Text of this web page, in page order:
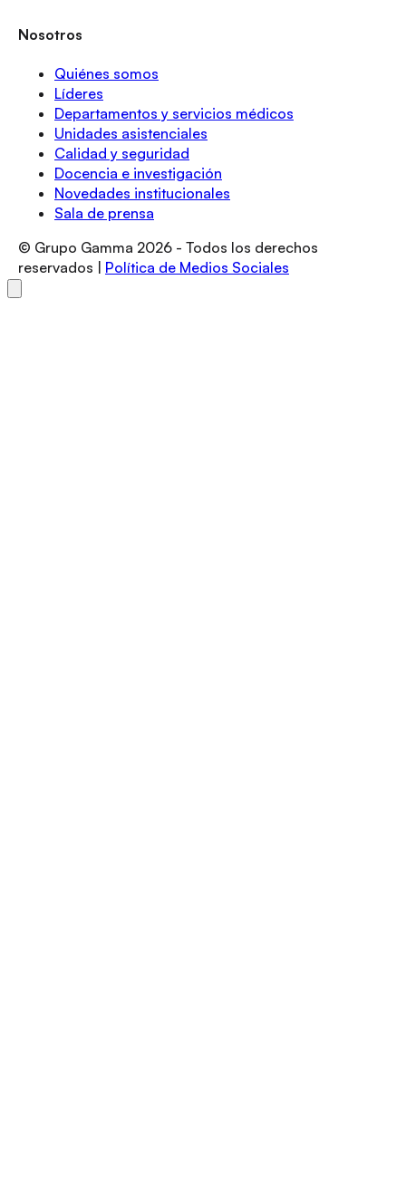
Nosotros
Quiénes somos
Líderes
Departamentos y servicios médicos
Unidades asistenciales
Calidad y seguridad
Docencia e investigación
Novedades institucionales
Sala de prensa
© Grupo Gamma 2026 - Todos los derechos
reservados | Política de Medios Sociales